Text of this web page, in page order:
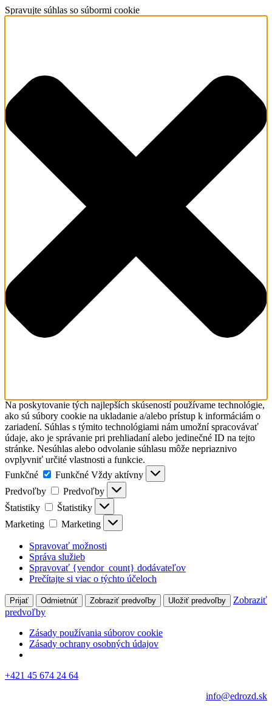
Spravujte súhlas so súbormi cookie
Na poskytovanie tých najlepších skúseností používame technológie,
ako sú súbory cookie na ukladanie a/alebo prístup k informáciám o
zariadení. Súhlas s týmito technológiami nám umožní spracovávať
údaje, ako je správanie pri prehliadaní alebo jedinečné ID na tejto
stránke. Nesúhlas alebo odvolanie súhlasu môže nepriaznivo
ovplyvniť určité vlastnosti a funkcie.
Funkčné
Funkčné Vždy aktívny
Predvoľby
Predvoľby
Štatistiky
Štatistiky
Marketing
Marketing
Spravovať možnosti
Správa služieb
Spravovať {vendor_count} dodávateľov
Prečítajte si viac o týchto účeloch
Prijať Odmietnúť Zobraziť predvoľby Uložiť predvoľby
Zobraziť
predvoľby
Zásady používania súborov cookie
Zásady ochrany osobných údajov
+421 45 674 24 64
info@edrozd.sk